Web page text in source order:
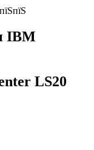
IBM
LS20